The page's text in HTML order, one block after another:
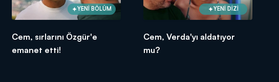
YENİ BÖLÜM
Cem, sırlarını Özgür'e
emanet etti!
YENİ DİZİ
Cem, Verda'yı aldatıyor
mu?